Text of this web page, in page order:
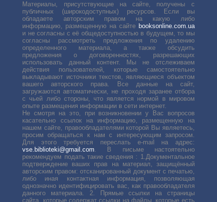
Материалы, присутствующие на сайте, получены с
публичных (широкодоступных) ресурсов. Если вы
обладаете авторским правом на какую либо
информацию, размещенную на сайте booksonline.com.ua
и не согласны с её общедоступностью в будущем, то мы
согласны рассмотреть предложения по удалению
определенного материала, а также обсудить
предложения о договоренностях, разрешающих
использовать данный контент. Мы не отслеживаем
действия пользователей, которые самостоятельно
выкладывают источники текстов, являющиеся объектом
вашего авторского права. Все данные на сайт,
загружаются автоматически, не проходя заранее отбора
с чьей либо стороны, что является нормой в мировом
опыте размещения информации в сети интернет.
Не смотря на это, при возникновении у Вас вопросов
касательно ссылок на информацию, размещенную на
нашем сайте, правообладателями которой Вы являетесь,
просим обращаться к нам с интересующим запросом.
Для этого требуется переслать е-mail на адрес:
vse.biblioteki@gmail.com. В письме настоятельно
рекомендуем подать такие сведения : 1.Документальное
подтверждение ваших прав на материал, защищённый
авторским правом: отсканированный документ с печатью,
либо иная контактная информация, позволяющая
однозначно идентифицировать вас, как правообладателя
данного материала. 2. Прямые ссылки на страницы
сайта, которые содержат ссылки на файлы, которые есть